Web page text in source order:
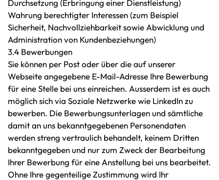
Durchsetzung (Erbringung einer Dienstleistung)
Wahrung berechtigter Interessen (zum Beispiel
Sicherheit, Nachvollziehbarkeit sowie Abwicklung und
Administration von Kundenbeziehungen)
3.4 Bewerbungen
Sie können per Post oder über die auf unserer
Webseite angegebene E-Mail-Adresse Ihre Bewerbung
für eine Stelle bei uns einreichen. Ausserdem ist es auch
möglich sich via Soziale Netzwerke wie LinkedIn zu
bewerben. Die Bewerbungsunterlagen und sämtliche
damit an uns bekanntgegebenen Personendaten
werden streng vertraulich behandelt, keinem Dritten
bekanntgegeben und nur zum Zweck der Bearbeitung
Ihrer Bewerbung für eine Anstellung bei uns bearbeitet.
Ohne Ihre gegenteilige Zustimmung wird Ihr